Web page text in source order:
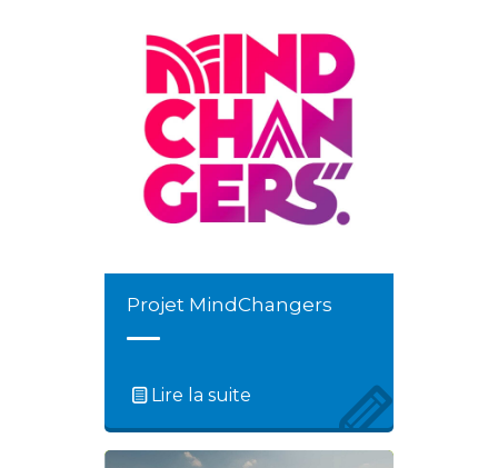
Projet MindChangers
Lire la suite